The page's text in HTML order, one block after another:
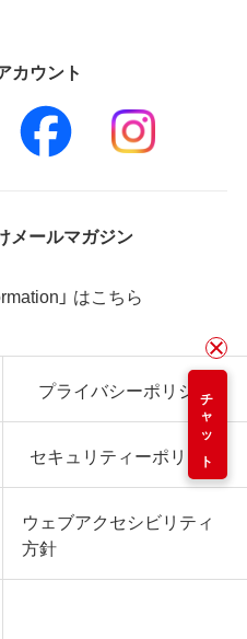
チャット
カウント
メールマガジン
」 はこちら
プライバシーポリシー
セキュリティーポリシー
ウェブアクセシビリティ
方針